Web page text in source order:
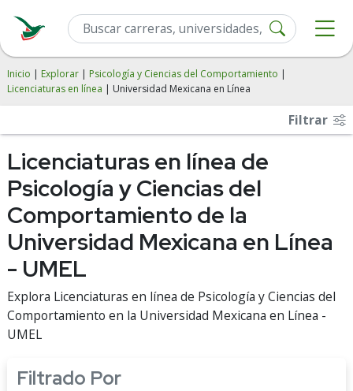
Inicio | Explorar | Psicología y Ciencias del Comportamiento |
Licenciaturas en línea | Universidad Mexicana en Línea
Filtrar
Licenciaturas en línea de
Psicología y Ciencias del
Comportamiento de la
Universidad Mexicana en Línea
- UMEL
Explora Licenciaturas en línea de Psicología y Ciencias del
Comportamiento en la Universidad Mexicana en Línea -
UMEL
Filtrado Por